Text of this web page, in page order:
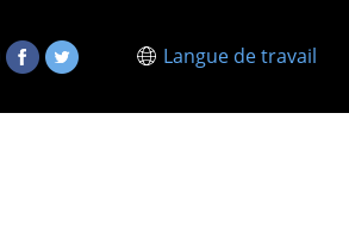
Langue de travail